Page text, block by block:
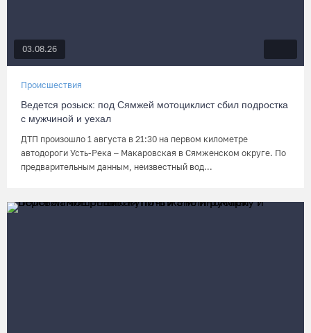
03.08.26
Происшествия
Ведется розыск: под Сямжей мотоциклист сбил подростка
с мужчиной и уехал
ДТП произошло 1 августа в 21:30 на первом километре
автодороги Усть-Река – Макаровская в Сямженском округе. По
предварительным данным, неизвестный вод...